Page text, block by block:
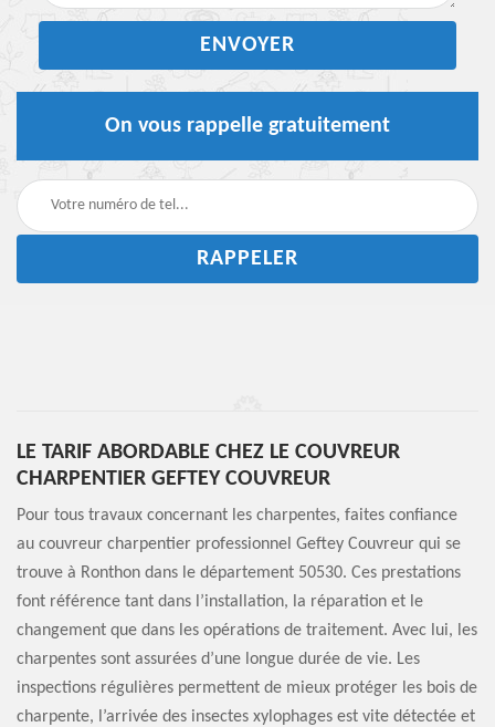
On vous rappelle gratuitement
LE TARIF ABORDABLE CHEZ LE COUVREUR
CHARPENTIER GEFTEY COUVREUR
Pour tous travaux concernant les charpentes, faites confiance
au couvreur charpentier professionnel Geftey Couvreur qui se
trouve à Ronthon dans le département 50530. Ces prestations
font référence tant dans l’installation, la réparation et le
changement que dans les opérations de traitement. Avec lui, les
charpentes sont assurées d’une longue durée de vie. Les
inspections régulières permettent de mieux protéger les bois de
charpente, l’arrivée des insectes xylophages est vite détectée et